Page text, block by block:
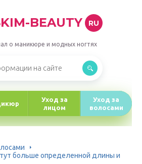
BEAUTY RU
о маникюре и модных ногтях
Уход за
лицом
Уход за
волосами
больше определенной длины и